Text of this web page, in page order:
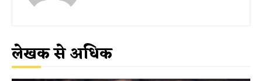
लेखक से अधिक